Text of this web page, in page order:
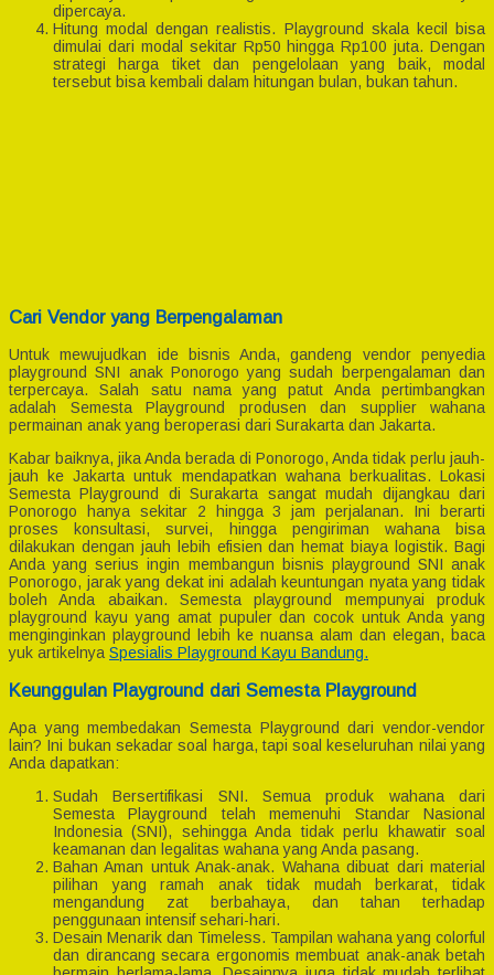
dipercaya.
Hitung modal dengan realistis. Playground skala kecil bisa
dimulai dari modal sekitar Rp50 hingga Rp100 juta. Dengan
strategi harga tiket dan pengelolaan yang baik, modal
tersebut bisa kembali dalam hitungan bulan, bukan tahun.
Cari Vendor yang Berpengalaman
Untuk mewujudkan ide bisnis Anda, gandeng vendor penyedia
playground SNI anak Ponorogo yang sudah berpengalaman dan
terpercaya. Salah satu nama yang patut Anda pertimbangkan
adalah Semesta Playground produsen dan supplier wahana
permainan anak yang beroperasi dari Surakarta dan Jakarta.
Kabar baiknya, jika Anda berada di Ponorogo, Anda tidak perlu jauh-
jauh ke Jakarta untuk mendapatkan wahana berkualitas. Lokasi
Semesta Playground di Surakarta sangat mudah dijangkau dari
Ponorogo hanya sekitar 2 hingga 3 jam perjalanan. Ini berarti
proses konsultasi, survei, hingga pengiriman wahana bisa
dilakukan dengan jauh lebih efisien dan hemat biaya logistik. Bagi
Anda yang serius ingin membangun bisnis playground SNI anak
Ponorogo, jarak yang dekat ini adalah keuntungan nyata yang tidak
boleh Anda abaikan. Semesta playground mempunyai produk
playground kayu yang amat pupuler dan cocok untuk Anda yang
menginginkan playground lebih ke nuansa alam dan elegan, baca
yuk artikelnya Spesialis Playground Kayu Bandung.
Keunggulan Playground dari Semesta Playground
Apa yang membedakan Semesta Playground dari vendor-vendor
lain? Ini bukan sekadar soal harga, tapi soal keseluruhan nilai yang
Anda dapatkan:
Sudah Bersertifikasi SNI. Semua produk wahana dari
Semesta Playground telah memenuhi Standar Nasional
Indonesia (SNI), sehingga Anda tidak perlu khawatir soal
keamanan dan legalitas wahana yang Anda pasang.
Bahan Aman untuk Anak-anak. Wahana dibuat dari material
pilihan yang ramah anak tidak mudah berkarat, tidak
mengandung zat berbahaya, dan tahan terhadap
penggunaan intensif sehari-hari.
Desain Menarik dan Timeless. Tampilan wahana yang colorful
dan dirancang secara ergonomis membuat anak-anak betah